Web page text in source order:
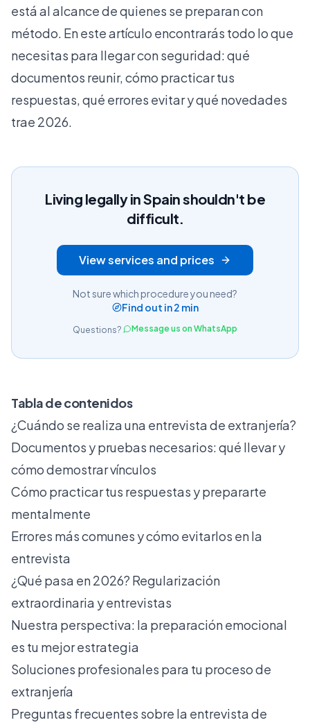
está al alcance de quienes se preparan con
método. En este artículo encontrarás todo lo que
necesitas para llegar con seguridad: qué
documentos reunir, cómo practicar tus
respuestas, qué errores evitar y qué novedades
trae 2026.
Living legally in Spain shouldn't be
difficult.
View services and prices
Not sure which procedure you need?
Find out in 2 min
Questions? Message us on WhatsApp
Tabla de contenidos
¿Cuándo se realiza una entrevista de extranjería?
Documentos y pruebas necesarios: qué llevar y
cómo demostrar vínculos
Cómo practicar tus respuestas y prepararte
mentalmente
Errores más comunes y cómo evitarlos en la
entrevista
¿Qué pasa en 2026? Regularización
extraordinaria y entrevistas
Nuestra perspectiva: la preparación emocional
es tu mejor estrategia
Soluciones profesionales para tu proceso de
extranjería
Preguntas frecuentes sobre la entrevista de